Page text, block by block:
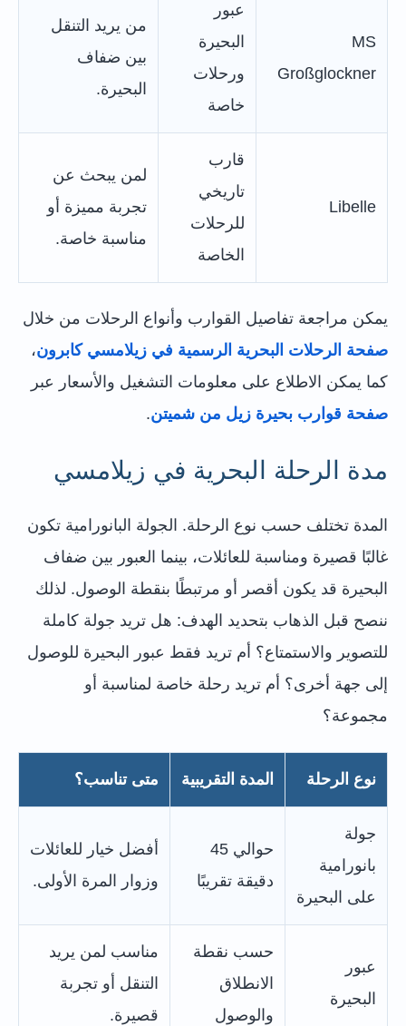
MS
Großglockner
عبور
البحيرة
ورحلات
خاصة
من يريد التنقل
بين ضفاف
البحيرة.
Libelle
قارب
تاريخي
للرحلات
الخاصة
لمن يبحث عن
تجربة مميزة أو
مناسبة خاصة.
يمكن مراجعة تفاصيل القوارب وأنواع الرحلات من خلال
صفحة الرحلات البحرية الرسمية في زيلامسي كابرون،
كما يمكن الاطلاع على معلومات التشغيل والأسعار عبر
صفحة قوارب بحيرة زيل من شميتن.
مدة الرحلة البحرية في زيلامسي
المدة تختلف حسب نوع الرحلة. الجولة البانورامية تكون
غالبًا قصيرة ومناسبة للعائلات، بينما العبور بين ضفاف
البحيرة قد يكون أقصر أو مرتبطًا بنقطة الوصول. لذلك
ننصح قبل الذهاب بتحديد الهدف: هل تريد جولة كاملة
للتصوير والاستمتاع؟ أم تريد فقط عبور البحيرة للوصول
إلى جهة أخرى؟ أم تريد رحلة خاصة لمناسبة أو
مجموعة؟
نوع الرحلة المدة التقريبية متى تناسب؟
جولة
بانورامية
على البحيرة
حوالي 45
دقيقة تقريبًا
أفضل خيار للعائلات
وزوار المرة الأولى.
عبور
البحيرة
حسب نقطة
الانطلاق
والوصول
مناسب لمن يريد
التنقل أو تجربة
قصيرة.